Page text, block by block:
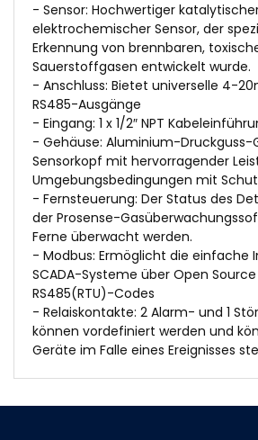
- Sensor: Hochwertiger
elektrochemischer Sensor, der
Erkennung von brennbaren,
Sauerstoffgasen entwickelt wurde.
- Anschluss: Bietet universelle 4-
RS485-Ausgänge
- Eingang: 1 x 1/2″ NPT
- Gehäuse: Aluminium-Druckguss-
Sensorkopf mit hervorragender
Umgebungsbedingungen mit
- Fernsteuerung: Der Status des
der Prosense-
Ferne überwacht werden.
- Modbus: Ermöglicht die einfache
SCADA-Systeme über Open
RS485(RTU)-Codes
- Relaiskontakte: 2 Alarm- und 1
können vordefiniert werden und
Geräte im Falle eines Ereignisses